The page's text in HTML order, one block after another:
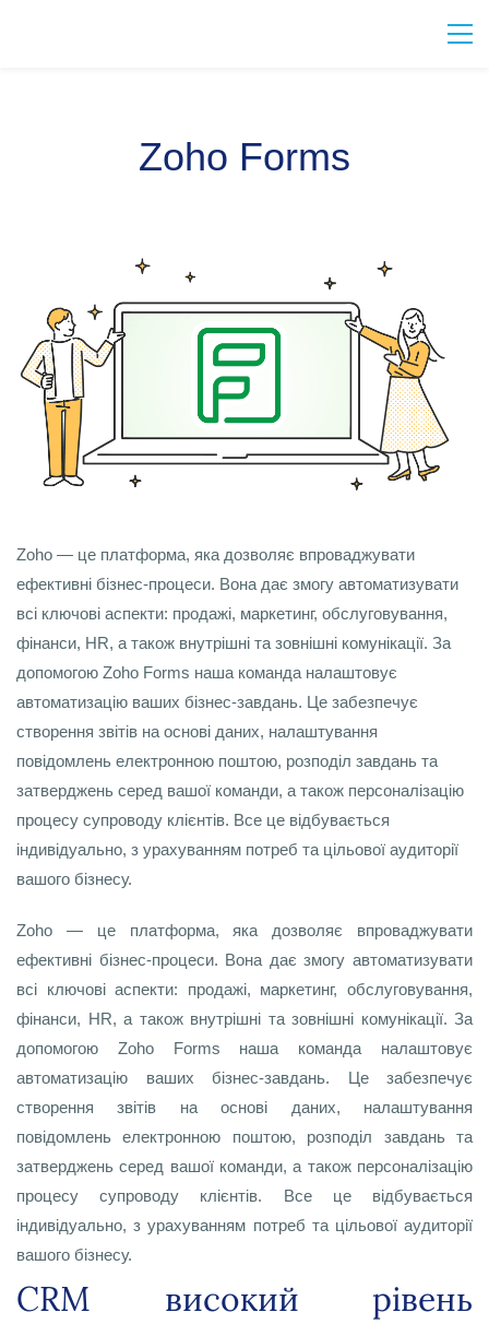
Zoho Forms
Zoho — це платформа, яка дозволяє впроваджувати
ефективні бізнес-процеси. Вона дає змогу автоматизувати
всі ключові аспекти: продажі, маркетинг, обслуговування,
фінанси, HR, а також внутрішні та зовнішні комунікації. За
допомогою Zoho Forms наша команда налаштовує
автоматизацію ваших бізнес-завдань. Це забезпечує
створення звітів на основі даних, налаштування
повідомлень електронною поштою, розподіл завдань та
затверджень серед вашої команди, а також персоналізацію
процесу супроводу клієнтів. Все це відбувається
індивідуально, з урахуванням потреб та цільової аудиторії
вашого бізнесу.
Zoho — це платформа, яка дозволяє впроваджувати
ефективні бізнес-процеси. Вона дає змогу автоматизувати
всі ключові аспекти: продажі, маркетинг, обслуговування,
фінанси, HR, а також внутрішні та зовнішні комунікації. За
допомогою Zoho Forms наша команда налаштовує
автоматизацію ваших бізнес-завдань. Це забезпечує
створення звітів на основі даних, налаштування
повідомлень електронною поштою, розподіл завдань та
затверджень серед вашої команди, а також персоналізацію
процесу супроводу клієнтів. Все це відбувається
індивідуально, з урахуванням потреб та цільової аудиторії
вашого бізнесу.
CRM високий рівень